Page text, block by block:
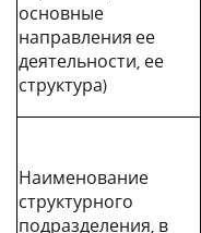
основные
направления ее
деятельности, ее
структура)
Наименование
структурного
подразделения, в